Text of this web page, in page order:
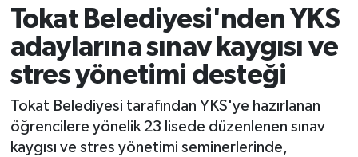
Tokat Belediyesi'nden YKS
adaylarına sınav kaygısı ve
stres yönetimi desteği
Tokat Belediyesi tarafından YKS'ye hazırlanan
öğrencilere yönelik 23 lisede düzenlenen sınav
kaygısı ve stres yönetimi seminerlerinde,
Rize Jandarma Komutanlığı
Bilim Teknoloji
Bölge
Advertising news
Süper Lig Puan Durumu ve Fikstür
Tüm Manşetler
Son Dakika Haberleri
Haber Arşivi